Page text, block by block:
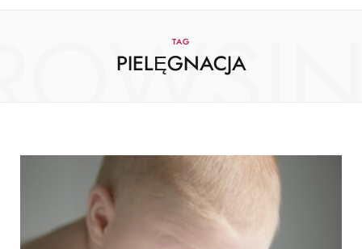
TAG
PIELĘGNACJA